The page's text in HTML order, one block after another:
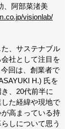
、阿部菜渚美
visionlab/
、サステナブル
社として注目を
回は、創業者で
H.) 氏を
、20代前半に
た経緯や現地で
高まっている持
しについて思う